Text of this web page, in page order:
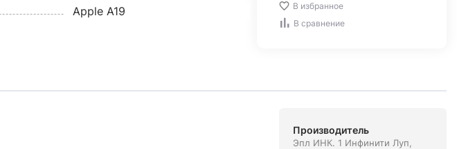
Apple A19
В избранное
В сравнение
Производитель
Эпл ИНК. 1 Инфинити Луп,